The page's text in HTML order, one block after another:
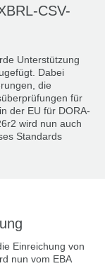
CSV-
Unterstützung
Dabei
die
für
der EU für DORA-
wird nun auch
Standards
Einreichung von
nun vom EBA